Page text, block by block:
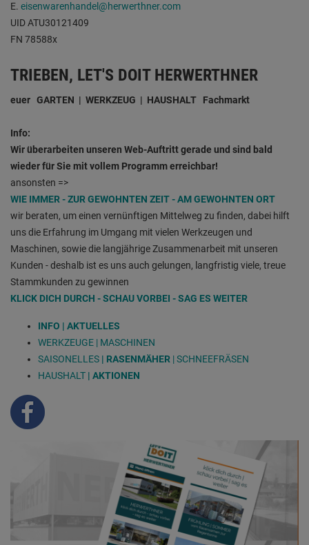
E. eisenwarenhandel@herwerthner.com
UID ATU30121409
FN 78588x
TRIEBEN, LET'S DOIT HERWERTHNER
euer GARTEN | WERKZEUG | HAUSHALT Fachmarkt
Info:
Wir überarbeiten unseren Web-Auftritt gerade und sind bald
wieder für Sie mit vollem Programm erreichbar!
ansonsten =>
WIE IMMER - ZUR GEWOHNTEN ZEIT - AM GEWOHNTEN ORT
wir beraten, um einen vernünftigen Mittelweg zu finden, dabei hilft
uns die Erfahrung im Umgang mit vielen Werkzeugen und
Maschinen, sowie die langjährige Zusammenarbeit mit unseren
Kunden - deshalb ist es uns auch gelungen, langfristig viele, treue
Stammkunden zu gewinnen
KLICK DICH DURCH - SCHAU VORBEI - SAG ES WEITER
INFO | AKTUELLES
WERKZEUGE | MASCHINEN
SAISONELLES | RASENMÄHER |SCHNEEFRÄSEN
HAUSHALT | AKTIONEN